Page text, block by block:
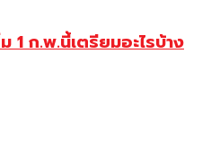
1 ก.พ.นี้เตรียมอะไรบ้าง